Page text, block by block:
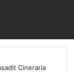
Cineraria